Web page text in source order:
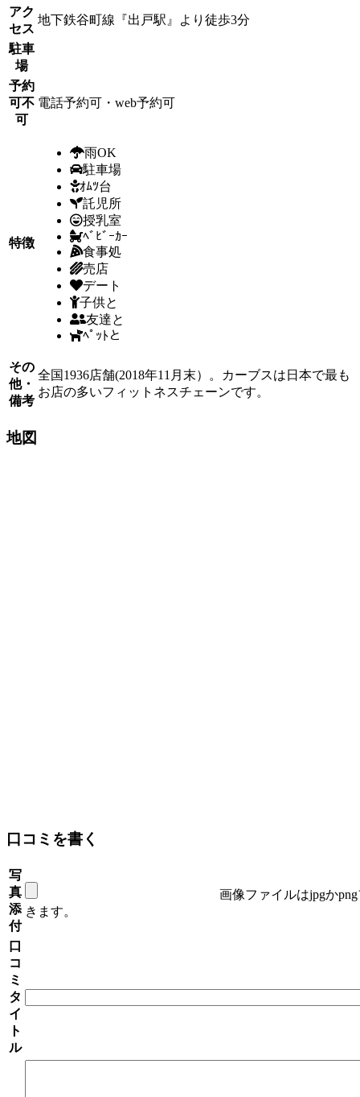
アク
セス
地下鉄谷町線『出戸駅』より徒歩3分
駐車
場
予約
可不
可
電話予約可・web予約可
特徴
雨OK
駐車場
ｵﾑﾂ台
託児所
授乳室
ﾍﾞﾋﾞｰｶｰ
食事処
売店
デート
子供と
友達と
ﾍﾟｯﾄと
その
他・
備考
全国1936店舗(2018年11月末）。カーブスは日本で最も
お店の多いフィットネスチェーンです。
地図
口コミを書く
写
真
添
付
画像ファイルはjpgか
きます。
口
コ
ミ
タ
イ
ト
ル